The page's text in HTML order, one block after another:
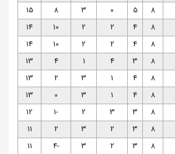
8
5
0
3
8
15
8
4
2
2
10
14
8
4
2
2
10
14
8
3
4
1
4
13
8
4
1
3
2
13
8
4
1
3
0
13
8
3
3
2
-1
12
8
3
2
3
2
11
8
3
2
3
-4
11